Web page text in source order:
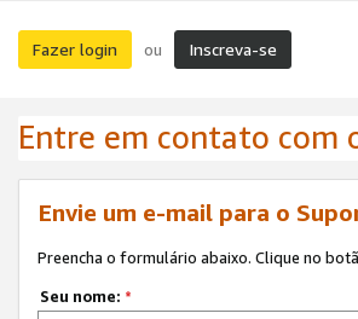
Fazer login ou Inscreva-se
Entre em contato com
Envie um e-mail para o
Preencha o formulário abaixo. Clique no
Seu nome: *